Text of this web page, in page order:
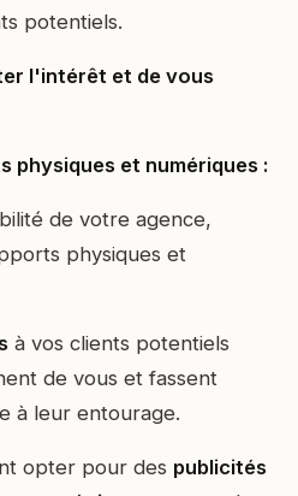
potentiels.
l'intérêt et de vous
physiques et numériques :
de votre agence,
physiques et
à vos clients potentiels
de vous et fassent
à leur entourage.
opter pour des publicités